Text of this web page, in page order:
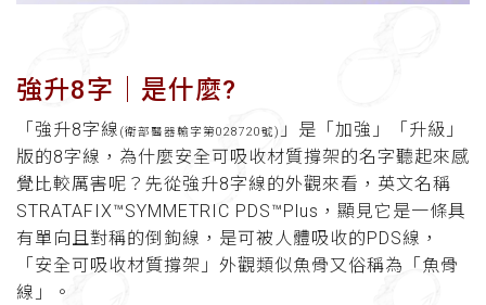
強升8字│是什麼?
「強升8字線 (衛部醫器輸字第028720號) 」是「加強」「升級」
版的8字線，為什麼安全可吸收材質撐架的名字聽起來感
覺比較厲害呢？先從強升8字線的外觀來看，英文名稱
STRATAFIX™SYMMETRIC PDS™Plus，顯見它是一條具
有單向且對稱的倒鉤線，是可被人體吸收的PDS線，
「安全可吸收材質撐架」外觀類似魚骨又俗稱為「魚骨
線」。